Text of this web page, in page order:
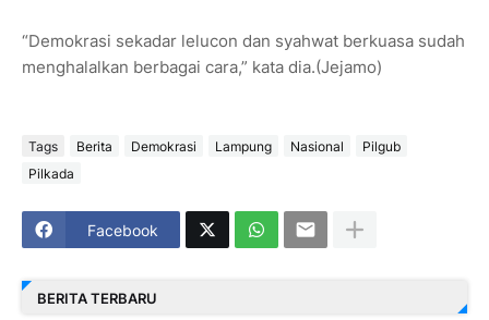
“Demokrasi sekadar lelucon dan syahwat berkuasa sudah
menghalalkan berbagai cara,” kata dia.(Jejamo)
Tags Berita Demokrasi Lampung Nasional
Pilgub
Pilkada
Facebook
BERITA TERBARU